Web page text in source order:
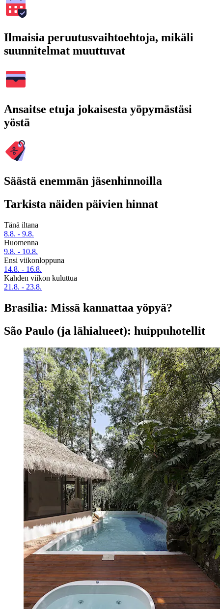
Ilmaisia peruutusvaihtoehtoja, mikäli
suunnitelmat muuttuvat
Ansaitse etuja jokaisesta yöpymästäsi
yöstä
Säästä enemmän jäsenhinnoilla
Tarkista näiden päivien hinnat
Tänä iltana
8.8. - 9.8.
Huomenna
9.8. - 10.8.
Ensi viikonloppuna
14.8. - 16.8.
Kahden viikon kuluttua
21.8. - 23.8.
Brasilia: Missä kannattaa yöpyä?
São Paulo (ja lähialueet): huippuhotellit